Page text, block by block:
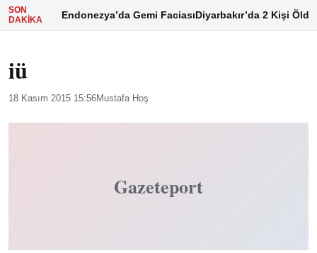
SON
DAKIKA
Endonezya’da Gemi FaciasıDiyarbakır’da 2 Kişi Öldü
iü
18 Kasım 2015 15:56Mustafa Hoş
Gazeteport